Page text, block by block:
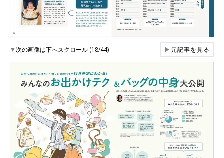
▼次の画像は下へスクロール (18/44) ▶元記事を見る